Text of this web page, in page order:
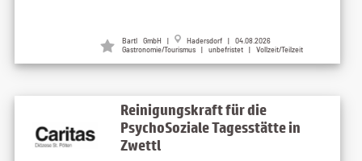
Bartl GmbH |
Hadersdorf | 04.08.2026
Gastronomie/Tourismus | unbefristet | Vollzeit/Teilzeit
Reinigungskraft für die
PsychoSoziale Tagesstätte in
Zwettl